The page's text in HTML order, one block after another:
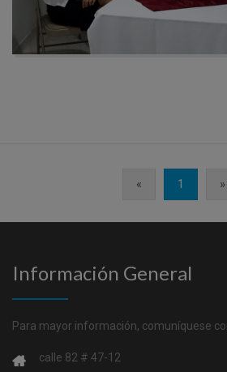
« 1 »
Información General
Para mayor información, comuníquese
calle 82 # 47-12